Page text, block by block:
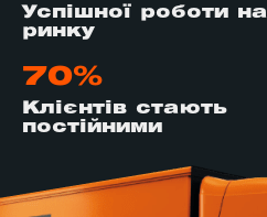
Успішної роботи на
ринку
70%
Клієнтів стають
постійними